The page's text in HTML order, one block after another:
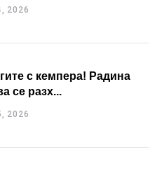
2026
с кемпера! Радина
се разх...
2026